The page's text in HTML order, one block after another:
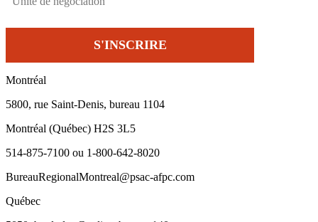
Montréal
5800, rue Saint-Denis, bureau 1104
Montréal (Québec) H2S 3L5
514-875-7100 ou 1-800-642-8020
BureauRegionalMontreal@psac-afpc.com
Québec